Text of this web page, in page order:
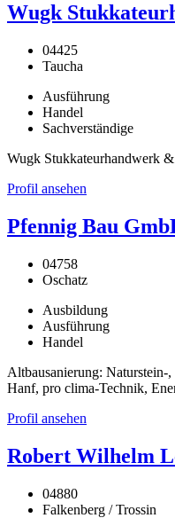
Wugk
04425
Taucha
Ausführung
Handel
Sachverständige
Wugk Stukkateurhandwerk
Profil ansehen
Pfennig Bau
04758
Oschatz
Ausbildung
Ausführung
Handel
Altbausanierung: Naturstein-
Hanf, pro clima-Technik,
Profil ansehen
Robert Wilhelm
04880
Falkenberg / Trossin